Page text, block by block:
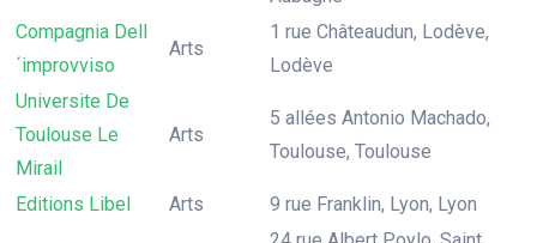
Compagnia Dell
´improvviso
Arts
1 rue Châteaudun, Lodève,
Lodève
Universite De
Toulouse Le
Mirail
Arts
5 allées Antonio Machado,
Toulouse, Toulouse
Editions Libel Arts 9 rue Franklin, Lyon, Lyon